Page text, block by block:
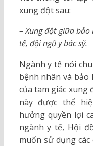
xung đột sau:
– Xung đột giữa
tế, đội ngũ y bác sỹ.
Ngành y tế nói
bệnh nhân và bảo
của tam giác
này được thể
hưởng quyền lợi
ngành y tế, Hội
muốn sử dụng